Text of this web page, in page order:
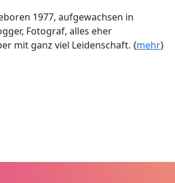
1977, aufgewachsen in
Fotograf, alles eher
mit ganz viel Leidenschaft. {mehr}